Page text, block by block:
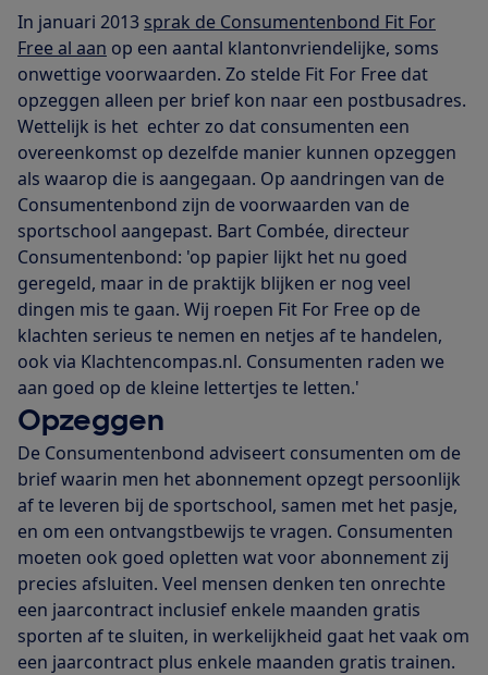
In januari 2013 sprak de Consumentenbond Fit For
Free al aan op een aantal klantonvriendelijke, soms
onwettige voorwaarden. Zo stelde Fit For Free dat
opzeggen alleen per brief kon naar een postbusadres.
Wettelijk is het echter zo dat consumenten een
overeenkomst op dezelfde manier kunnen opzeggen
als waarop die is aangegaan. Op aandringen van de
Consumentenbond zijn de voorwaarden van de
sportschool aangepast. Bart Combée, directeur
Consumentenbond: 'op papier lijkt het nu goed
geregeld, maar in de praktijk blijken er nog veel
dingen mis te gaan. Wij roepen Fit For Free op de
klachten serieus te nemen en netjes af te handelen,
ook via Klachtencompas.nl. Consumenten raden we
aan goed op de kleine lettertjes te letten.'
Opzeggen
De Consumentenbond adviseert consumenten om de
brief waarin men het abonnement opzegt persoonlijk
af te leveren bij de sportschool, samen met het pasje,
en om een ontvangstbewijs te vragen. Consumenten
moeten ook goed opletten wat voor abonnement zij
precies afsluiten. Veel mensen denken ten onrechte
een jaarcontract inclusief enkele maanden gratis
sporten af te sluiten, in werkelijkheid gaat het vaak om
een jaarcontract plus enkele maanden gratis trainen.